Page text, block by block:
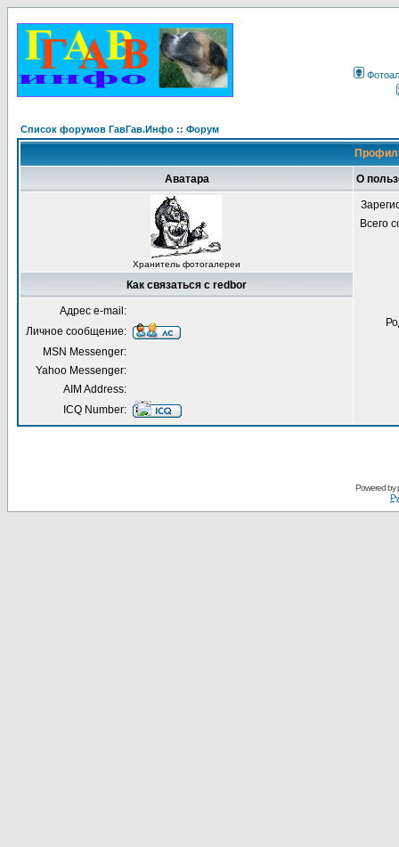
Список форумов ГавГав.Инфо :: Форум
Аватара О
Хранитель фотогалереи
Всего
Как связаться с redbor
Адрес e-mail:
Личное сообщение:
MSN Messenger:
Yahoo Messenger:
AIM Address:
ICQ Number:
Powered by